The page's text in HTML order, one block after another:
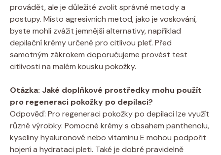
provádět, ale je důležité zvolit správné metody a
postupy. Místo agresivních metod, jako je voskování,
byste mohli zvážit jemnější alternativy, například
depilační krémy určené pro citlivou pleť. Před
samotným zákrokem doporučujeme provést test
citlivosti na malém kousku pokožky.
Otázka: Jaké doplňkové prostředky mohu použít
pro regeneraci pokožky po depilaci?
Odpověď: Pro regeneraci pokožky po depilaci lze využít
různé výrobky. Pomocné krémy s obsahem panthenolu,
kyseliny hyaluronové nebo vitaminu E mohou podpořit
hojení a hydrataci pleti. Také je dobré pravidelně